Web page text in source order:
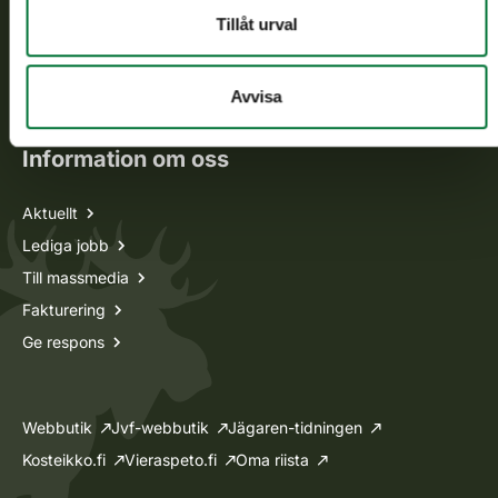
Tillåt urval
Avvisa
Oma riista -tjänsten
Ansökan om licenser och dispenser
Information om oss
Aktuellt
Lediga jobb
Till massmedia
Fakturering
Ge respons
Webbutik Jvf-webbutik
Jägaren-tidningen
Kosteikko.fi
Vieraspeto.fi Oma riista